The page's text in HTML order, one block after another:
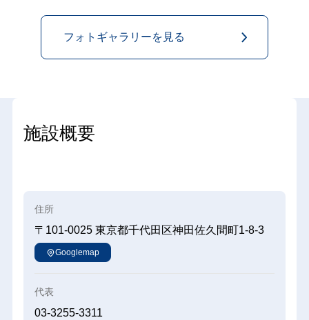
フォトギャラリーを見る
施設概要
住所
〒101-0025東京都千代田区神田佐久間町1-8-3
Googlemap
代表
03-3255-3311